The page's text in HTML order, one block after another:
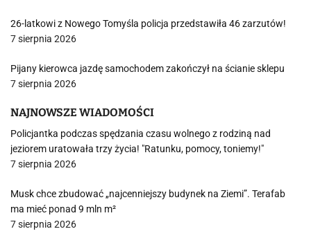
26-latkowi z Nowego Tomyśla policja przedstawiła 46 zarzutów!
7 sierpnia 2026
Pijany kierowca jazdę samochodem zakończył na ścianie sklepu
7 sierpnia 2026
NAJNOWSZE WIADOMOŚCI
Policjantka podczas spędzania czasu wolnego z rodziną nad
jeziorem uratowała trzy życia! "Ratunku, pomocy, toniemy!"
7 sierpnia 2026
Musk chce zbudować „najcenniejszy budynek na Ziemi”. Terafab
ma mieć ponad 9 mln m²
7 sierpnia 2026